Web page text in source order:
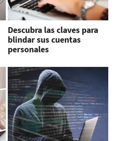
Descubra las claves para
blindar sus cuentas
personales